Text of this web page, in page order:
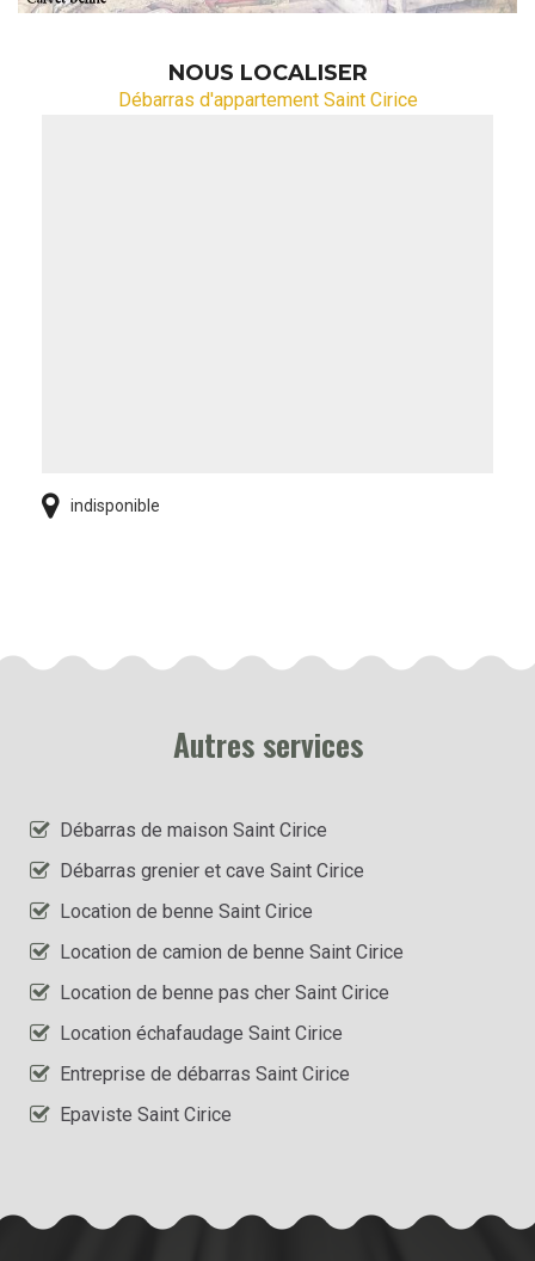
NOUS LOCALISER
Débarras d'appartement Saint Cirice
indisponible
Autres services
Débarras de maison Saint Cirice
Débarras grenier et cave Saint Cirice
Location de benne Saint Cirice
Location de camion de benne Saint Cirice
Location de benne pas cher Saint Cirice
Location échafaudage Saint Cirice
Entreprise de débarras Saint Cirice
Epaviste Saint Cirice